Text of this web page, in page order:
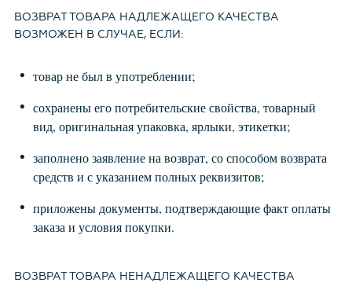
ВОЗВРАТ ТОВАРА НАДЛЕЖАЩЕГО КАЧЕСТВА
ВОЗМОЖЕН В СЛУЧАЕ, ЕСЛИ:
товар не был в употреблении;
сохранены его потребительские свойства, товарный
вид, оригинальная упаковка, ярлыки, этикетки;
заполнено заявление на возврат, со способом возврата
средств и с указанием полных реквизитов;
приложены документы, подтверждающие факт оплаты
заказа и условия покупки.
ВОЗВРАТ ТОВАРА НЕНАДЛЕЖАЩЕГО КАЧЕСТВА